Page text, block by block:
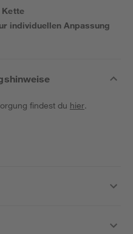
Kette
individuellen Anpassung
findest du hier.